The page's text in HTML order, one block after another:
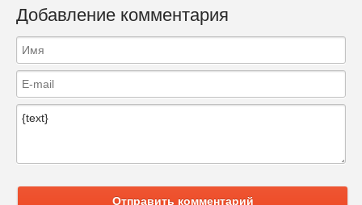
Добавление комментария
Отправить комментарий